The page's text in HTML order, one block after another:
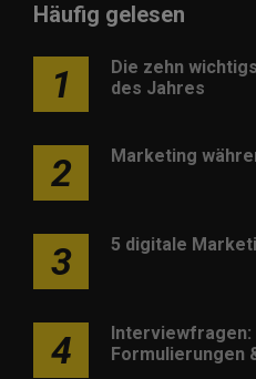
Häufig gelesen
1
Die zehn
des Jahres
2 Marketing
3 5 digitale
4
Interviewfragen:
Formulierungen